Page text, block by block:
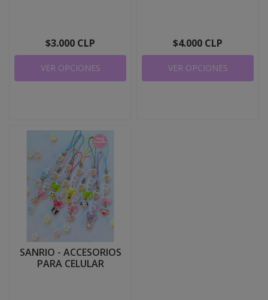
$3.000 CLP
VER OPCIONES
$4.000 CLP
VER OPCIONES
SANRIO - ACCESORIOS
PARA CELULAR